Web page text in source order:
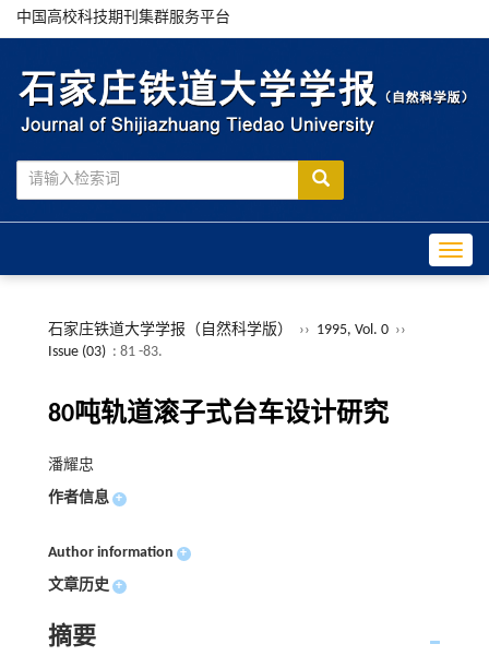
中国高校科技期刊集群服务平台
石家庄铁道大学学报（自然科学版） ›› 1995, Vol. 0 ››
Issue (03) : 81 -83.
80吨轨道滚子式台车设计研究
潘耀忠
作者信息 +
Author information +
文章历史 +
摘要